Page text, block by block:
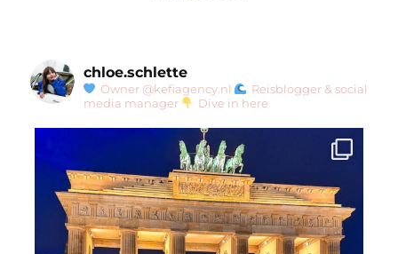
chloe.schlette
Owner @kefiagency.nl
Reisblogger & social
media manager
Dive in here